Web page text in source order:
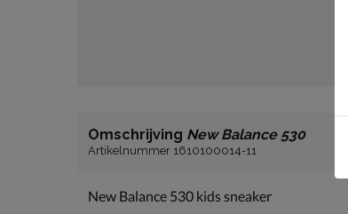
Omschrijving New Balance 530
Artikelnummer 1610100014-11
New Balance 530 kids sneaker